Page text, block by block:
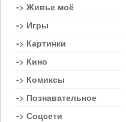
-> Живье моё
-> Игры
-> Картинки
-> Кино
-> Комиксы
-> Познавательное
-> Соцсети